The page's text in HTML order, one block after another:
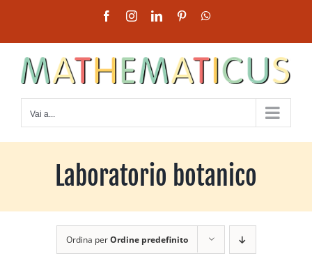
contenuto
FacebookInstagramLinkedInPinterest
Vai a...
Laboratorio botanico
Ordina perOrdine predefinito